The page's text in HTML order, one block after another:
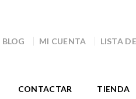
BLOG MI CUENTA LISTA
CONTACTAR TIENDA